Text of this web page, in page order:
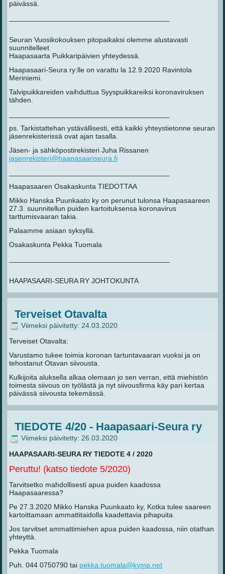
päivässä.
Seuran Vuosikokouksen pitopaikaksi olemme alustavasti
suunnitelleet
Haapasaarta Puikkaripäivien yhteydessä.
Haapasaari-Seura ry:lle on varattu la 12.9.2020 Ravintola
Meriniemi.
Talvipuikkareiden vaihduttua Syyspuikkareiksi koronaviruksen
tähden.
ps. Tarkistattehan ystävällisesti, että kaikki yhteystietonne seuran
jäsenrekisterissä ovat ajan tasalla.
Jäsen- ja sähköpostirekisteri Juha Rissanen
jasenrekisteri@haapasaariseura.fi
Haapasaaren Osakaskunta TIEDOTTAA
Mikko Hanska Puunkaato ky on perunut tulonsa Haapasaareen
27.3. suunnitellun puiden kartoituksensa koronavirus
tarttumisvaaran takia.
Palaamme asiaan syksyllä.
Osakaskunta Pekka Tuomala
HAAPASAARI-SEURA RY JOHTOKUNTA
Terveiset Otavalta
Viimeksi päivitetty: 24.03.2020
Terveiset Otavalta:
Varustamo tukee toimia koronan tartuntavaaran vuoksi ja on
tehostanut Otavan siivousta.
Kulkijoita aluksella alkaa olemaan jo sen verran, että miehistön
toimesta siivous on työlästä ja nyt siivousfirma käy pari kertaa
päivässä siivousta tekemässä.
TIEDOTE 4/20 - Haapasaari-Seura ry
Viimeksi päivitetty: 26.03.2020
HAAPASAARI-SEURA RY TIEDOTE 4 / 2020
Peruttu! (katso tiedote 5/2020)
Tarvitsetko mahdollisesti apua puiden kaadossa
Haapasaaressa?
Pe 27.3.2020 Mikko Hanska Puunkaato ky, Kotka tulee saareen
kartoittamaan ammattitaidolla kaadettavia pihapuita.
Jos tarvitset ammattimiehen apua puiden kaadossa, niin otathan
yhteyttä.
Pekka Tuomala
Puh. 044 0750790 tai pekka.tuomala@kymp.net